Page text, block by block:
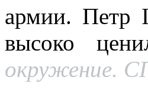
армии. Петр
высоко
окружение.